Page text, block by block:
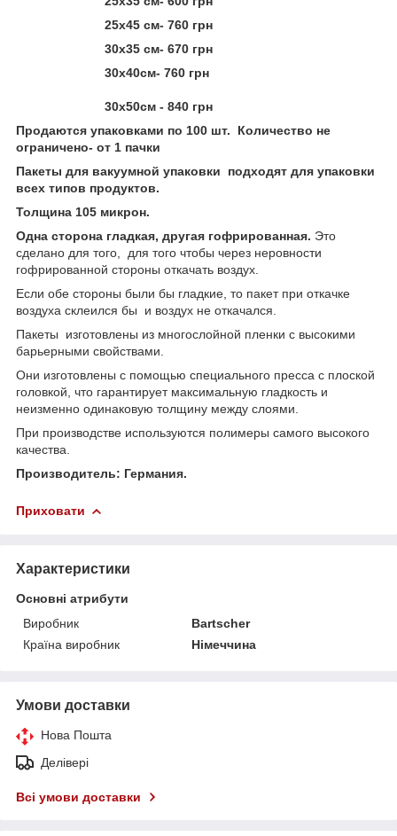
25х45 см- 760 грн
30х35 см- 670 грн
30х40см- 760 грн
30х50см - 840 грн
Продаются упаковками по 100 шт. Количество не
ограничено- от 1 пачки
Пакеты для вакуумной упаковки подходят для упаковки
всех типов продуктов.
Толщина 105 микрон.
Одна сторона гладкая, другая гофрированная. Это
сделано для того, для того чтобы через неровности
гофрированной стороны откачать воздух.
Если обе стороны были бы гладкие, то пакет при откачке
воздуха склеился бы и воздух не откачался.
Пакеты изготовлены из многослойной пленки с высокими
барьерными свойствами.
Они изготовлены с помощью специального пресса с плоской
головкой, что гарантирует максимальную гладкость и
неизменно одинаковую толщину между слоями.
При производстве используются полимеры самого высокого
качества.
Производитель: Германия.
Приховати
Характеристики
Основні атрибути
Виробник
Bartscher
Країна виробник
Німеччина
Умови доставки
Нова Пошта
Делівері
Всі умови доставки